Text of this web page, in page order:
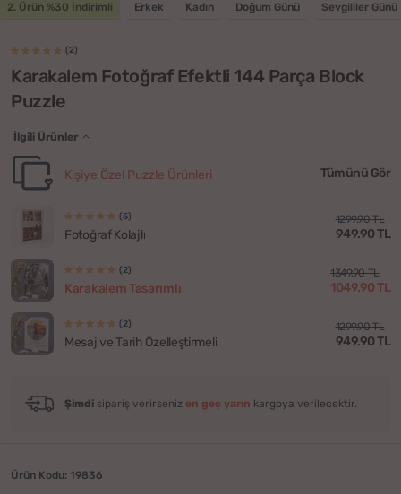
2. Ürün %30 İndirimli Erkek Kadın Doğum Günü Sevgililer Günü
(2)
Karakalem Fotoğraf Efektli 144 Parça Block
Puzzle
İlgili Ürünler
Kişiye Özel Puzzle Ürünleri Tümünü Gör
(5)
Fotoğraf Kolajlı
1299.90 TL
949.90 TL
(2)
Karakalem Tasarımlı
1349.90 TL
1049.90 TL
(2)
Mesaj ve Tarih Özelleştirmeli
1299.90 TL
949.90 TL
Şimdi sipariş verirseniz en geç yarın kargoya verilecektir.
Ürün Kodu: 19836